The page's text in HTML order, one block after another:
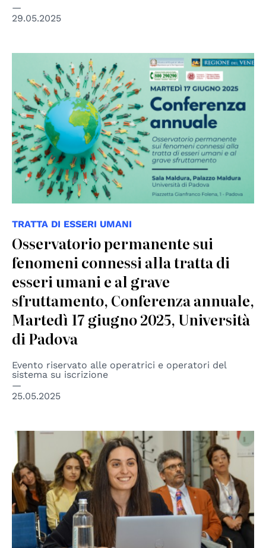
29.05.2025
TRATTA DI ESSERI UMANI
Osservatorio permanente sui
fenomeni connessi alla tratta di
esseri umani e al grave
sfruttamento, Conferenza annuale,
Martedì 17 giugno 2025, Università
di Padova
Evento riservato alle operatrici e operatori del
sistema su iscrizione
25.05.2025